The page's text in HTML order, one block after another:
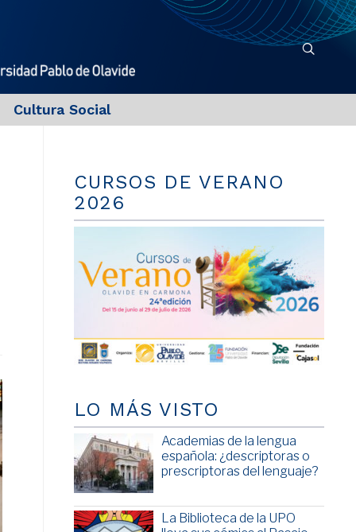
Cultura Social
CURSOS DE VERANO
2026
LO MÁS VISTO
Academias de la lengua
española: ¿descriptoras o
prescriptoras del lenguaje?
La Biblioteca de la UPO